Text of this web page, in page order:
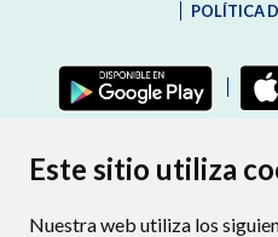
Este sitio utiliza
Nuestra web utiliza los
POLÍTICA